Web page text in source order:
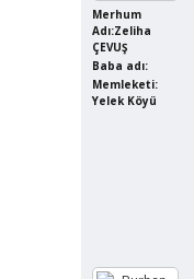
Merhum
Adı:Zeliha
ÇEVUŞ
Baba adı:
Memleketi:
Yelek Köyü